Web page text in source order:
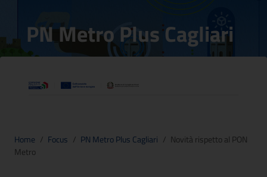
PN Metro Plus Cagliari
Home / Focus / PN Metro Plus Cagliari / Novità rispetto al PON
Metro